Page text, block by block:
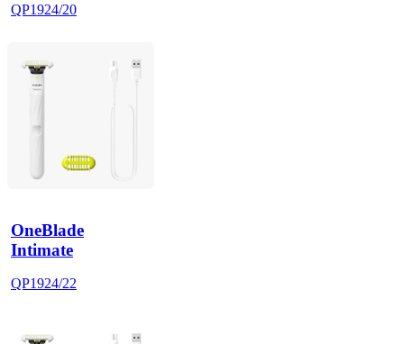
QP1924/20
OneBlade
Intimate
QP1924/22